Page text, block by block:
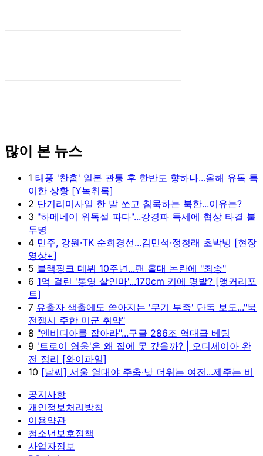
많이 본 뉴스
1 태풍 '찬홈' 일본 관통 후 한반도 향하나...올해 유독 특
이한 상황 [Y녹취록]
2 단거리미사일 한 발 쏘고 침묵하는 북한...이유는?
3 "하메네이 위독설 파다"...강경파 득세에 협상 타결 불
투명
4 민주, 강원·TK 순회경선...김민석·정청래 초박빙 [현장
영상+]
5 블랙핑크 데뷔 10주년...팬 홀대 논란에 "죄송"
6 1억 걸린 '통영 살인마'...170cm 키에 평발? [앵커리포
트]
7 유출자 색출에도 쏟아지는 '무기 부족' 단독 보도..."북
전쟁시 주한 미군 취약"
8 "엔비디아를 잡아라"...구글 286조 역대급 베팅
9 '트로이 영웅'은 왜 집에 못 갔을까? | 오디세이아 완
전 정리 [와이파일]
10 [날씨] 서울 열대야 주춤·낮 더위는 여전...제주는 비
공지사항
개인정보처리방침
이용약관
청소년보호정책
사업자정보